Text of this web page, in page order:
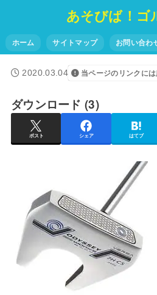
あそびば！ゴ
ホーム サイトマップ お問い合わ
2020.03.04 当ページのリンクに
ダウンロード (3)
ポスト シェア はてブ